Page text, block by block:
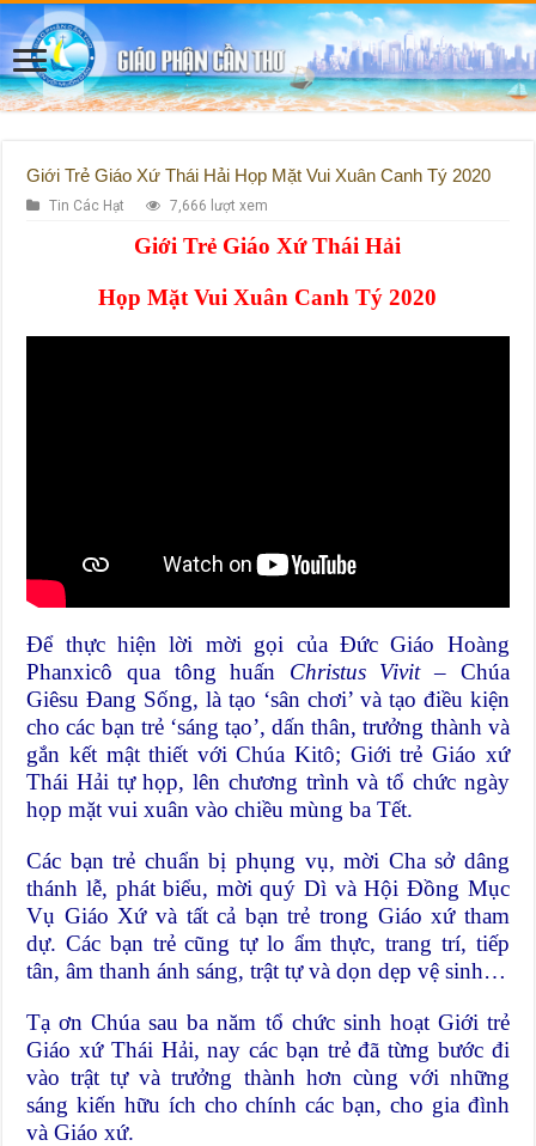
Giới Trẻ Giáo Xứ Thái Hải Họp Mặt Vui Xuân Canh Tý 2020
Tin Các Hạt 7,666 lượt xem
Giới Trẻ Giáo Xứ Thái Hải
Họp Mặt Vui Xuân Canh Tý 2020
Để thực hiện lời mời gọi của Đức Giáo Hoàng
Phanxicô qua tông huấn Christus Vivit– Chúa
Giêsu Đang Sống, là tạo ‘sân chơi’ và tạo điều kiện
cho các bạn trẻ ‘sáng tạo’, dấn thân, trưởng thành và
gắn kết mật thiết với Chúa Kitô; Giới trẻ Giáo xứ
Thái Hải tự họp, lên chương trình và tổ chức ngày
họp mặt vui xuân vào chiều mùng ba Tết.
Các bạn trẻ chuẩn bị phụng vụ, mời Cha sở dâng
thánh lễ, phát biểu, mời quý Dì và Hội Đồng Mục
Vụ Giáo Xứ và tất cả bạn trẻ trong Giáo xứ tham
dự. Các bạn trẻ cũng tự lo ẩm thực, trang trí, tiếp
tân, âm thanh ánh sáng, trật tự và dọn dẹp vệ sinh…
Tạ ơn Chúa sau ba năm tổ chức sinh hoạt Giới trẻ
Giáo xứ Thái Hải, nay các bạn trẻ đã từng bước đi
vào trật tự và trưởng thành hơn cùng với những
sáng kiến hữu ích cho chính các bạn, cho gia đình
và Giáo xứ.